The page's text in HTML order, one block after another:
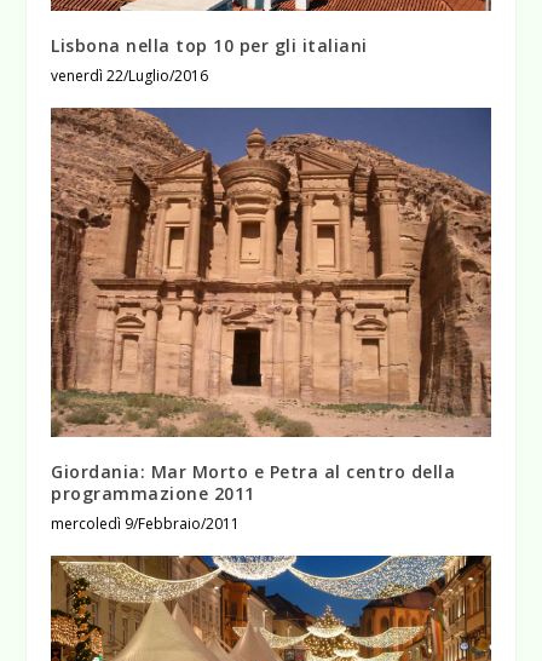
Lisbona nella top 10 per gli italiani
venerdì 22/Luglio/2016
Giordania: Mar Morto e Petra al centro della
programmazione 2011
mercoledì 9/Febbraio/2011